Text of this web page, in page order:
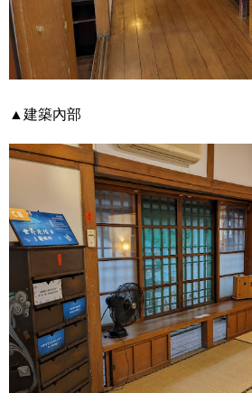
▲建築內部